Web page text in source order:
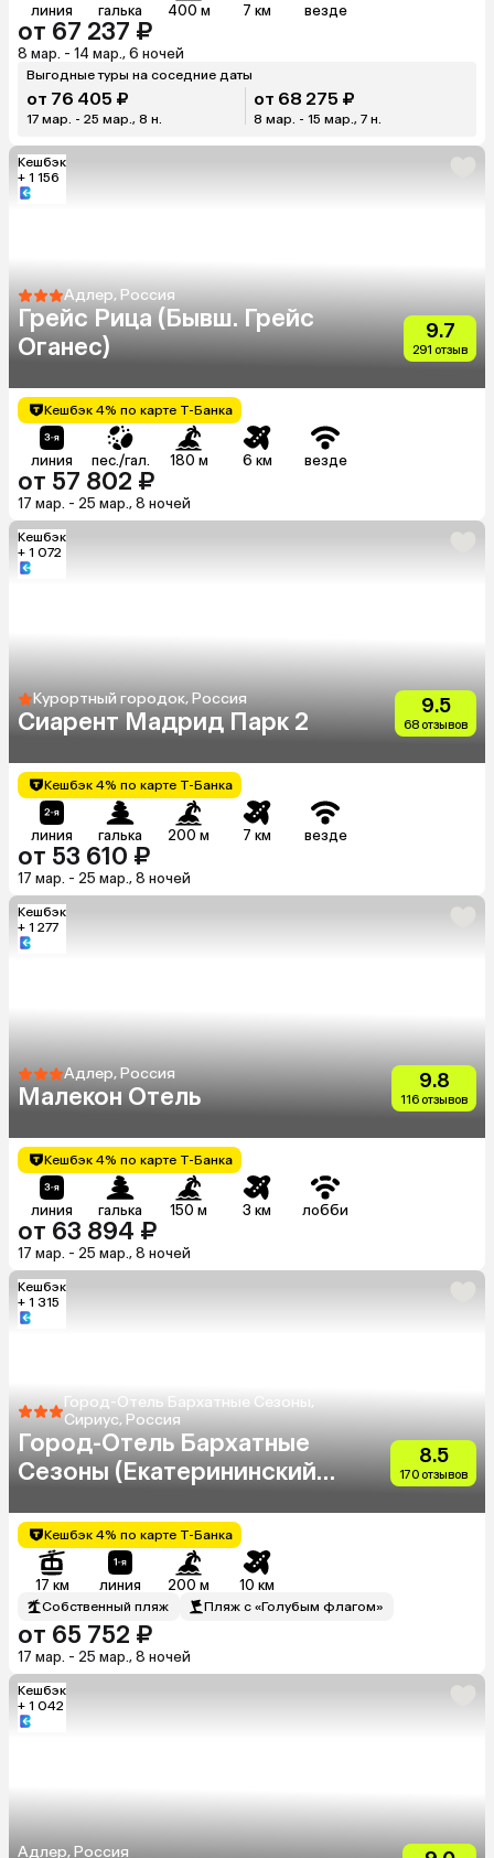
линия галька 400 м 7 км везде
от 67 237 ₽
8 мар. - 14 мар., 6 ночей
Выгодные туры на соседние даты
от 76 405 ₽
17 мар. - 25 мар., 8 н.
от 68 275 ₽
8 мар. - 15 мар., 7 н.
Кешбэк
+ 1 156
Адлер, Россия
Грейс Рица (Бывш. Грейс
Оганес)
9.7
291 отзыв
Кешбэк 4% по карте Т-Банка
линия пес./гал. 180 м 6 км везде
от 57 802 ₽
17 мар. - 25 мар., 8 ночей
Кешбэк
+ 1 072
Курортный городок, Россия
Сиарент Мадрид Парк 2
9.5
68 отзывов
Кешбэк 4% по карте Т-Банка
линия галька 200 м 7 км везде
от 53 610 ₽
17 мар. - 25 мар., 8 ночей
Кешбэк
+ 1 277
Адлер, Россия
Малекон Отель
9.8
116 отзывов
Кешбэк 4% по карте Т-Банка
линия галька 150 м 3 км лобби
от 63 894 ₽
17 мар. - 25 мар., 8 ночей
Кешбэк
+ 1 315
Город-Отель Бархатные Сезоны,
Сириус, Россия
Город-Отель Бархатные
Сезоны (Екатерининский
8.5
170 отзывов
Кешбэк 4% по карте Т-Банка
17 км линия 200 м 10 км
Собственный пляж Пляж с «Голубым флагом»
от 65 752 ₽
17 мар. - 25 мар., 8 ночей
Кешбэк
+ 1 042
Адлер, Россия